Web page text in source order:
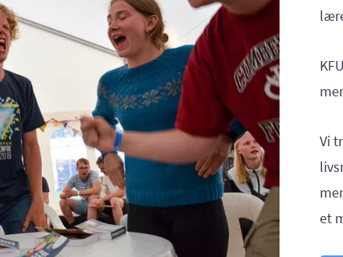
Vi
et